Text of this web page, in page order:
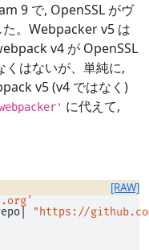
9 で, OpenSSL がヴ
た。Webpacker v5 は
v4 が OpenSSL
くはないが、単純に,
v5 (v4 ではなく)
に代えて,
[RAW]
"https://